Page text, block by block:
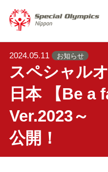
2024.05.11 お知らせ
スペシャル
日本 【Be a
Ver.2023～
公開！